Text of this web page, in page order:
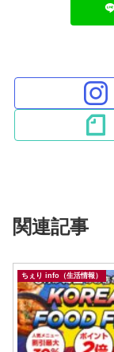
関連記事
ちぇり info（生活情報）